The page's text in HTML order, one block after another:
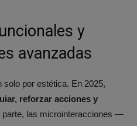
y
avanzadas
por estética. En 2025,
reforzar acciones y
parte, las microinteracciones —